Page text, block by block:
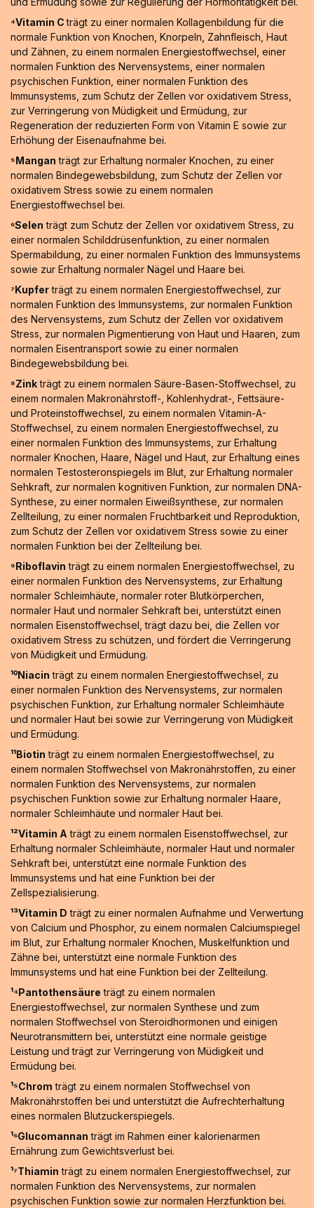
⁴Vitamin Cträgt zu einer normalen Kollagenbildung für die
normale Funktion von Knochen, Knorpeln, Zahnfleisch, Haut
und Zähnen, zu einem normalen Energiestoffwechsel, einer
normalen Funktion des Nervensystems, einer normalen
psychischen Funktion, einer normalen Funktion des
Immunsystems, zum Schutz der Zellen vor oxidativem Stress,
zur Verringerung von Müdigkeit und Ermüdung, zur
Regeneration der reduzierten Form von Vitamin E sowie zur
Erhöhung der Eisenaufnahme bei.
⁵Mangan trägt zur Erhaltung normaler Knochen, zu einer
normalen Bindegewebsbildung, zum Schutz der Zellen vor
oxidativem Stress sowie zu einem normalen
Energiestoffwechsel bei.
⁶Selen trägt zum Schutz der Zellen vor oxidativem Stress, zu
einer normalen Schilddrüsenfunktion, zu einer normalen
Spermabildung, zu einer normalen Funktion des Immunsystems
sowie zur Erhaltung normaler Nägel und Haare bei.
⁷Kupferträgt zu einem normalen Energiestoffwechsel, zur
normalen Funktion des Immunsystems, zur normalen Funktion
des Nervensystems, zum Schutz der Zellen vor oxidativem
Stress, zur normalen Pigmentierung von Haut und Haaren, zum
normalen Eisentransport sowie zu einer normalen
Bindegewebsbildung bei.
⁸Zinkträgt zu einem normalen Säure-Basen-Stoffwechsel, zu
einem normalen Makronährstoff-, Kohlenhydrat-, Fettsäure-
und Proteinstoffwechsel, zu einem normalen Vitamin-A-
Stoffwechsel, zu einem normalen Energiestoffwechsel, zu
einer normalen Funktion des Immunsystems, zur Erhaltung
normaler Knochen, Haare, Nägel und Haut, zur Erhaltung eines
normalen Testosteronspiegels im Blut, zur Erhaltung normaler
Sehkraft, zur normalen kognitiven Funktion, zur normalen DNA-
Synthese, zu einer normalen Eiweißsynthese, zur normalen
Zellteilung, zu einer normalen Fruchtbarkeit und Reproduktion,
zum Schutz der Zellen vor oxidativem Stress sowie zu einer
normalen Funktion bei der Zellteilung bei.
⁹Riboflavin trägt zu einem normalen Energiestoffwechsel, zu
einer normalen Funktion des Nervensystems, zur Erhaltung
normaler Schleimhäute, normaler roter Blutkörperchen,
normaler Haut und normaler Sehkraft bei, unterstützt einen
normalen Eisenstoffwechsel, trägt dazu bei, die Zellen vor
oxidativem Stress zu schützen, und fördert die Verringerung
von Müdigkeit und Ermüdung.
¹⁰Niacin trägt zu einem normalen Energiestoffwechsel, zu
einer normalen Funktion des Nervensystems, zur normalen
psychischen Funktion, zur Erhaltung normaler Schleimhäute
und normaler Haut bei sowie zur Verringerung von Müdigkeit
und Ermüdung.
¹¹Biotin trägt zu einem normalen Energiestoffwechsel, zu
einem normalen Stoffwechsel von Makronährstoffen, zu einer
normalen Funktion des Nervensystems, zur normalen
psychischen Funktion sowie zur Erhaltung normaler Haare,
normaler Schleimhäute und normaler Haut bei.
¹²Vitamin A trägt zu einem normalen Eisenstoffwechsel, zur
Erhaltung normaler Schleimhäute, normaler Haut und normaler
Sehkraft bei, unterstützt eine normale Funktion des
Immunsystems und hat eine Funktion bei der
Zellspezialisierung.
¹³Vitamin D trägt zu einer normalen Aufnahme und Verwertung
von Calcium und Phosphor, zu einem normalen Calciumspiegel
im Blut, zur Erhaltung normaler Knochen, Muskelfunktion und
Zähne bei, unterstützt eine normale Funktion des
Immunsystems und hat eine Funktion bei der Zellteilung.
¹⁴Pantothensäure trägt zu einem normalen
Energiestoffwechsel, zur normalen Synthese und zum
normalen Stoffwechsel von Steroidhormonen und einigen
Neurotransmittern bei, unterstützt eine normale geistige
Leistung und trägt zur Verringerung von Müdigkeit und
Ermüdung bei.
¹⁵Chrom trägt zu einem normalen Stoffwechsel von
Makronährstoffen bei und unterstützt die Aufrechterhaltung
eines normalen Blutzuckerspiegels.
¹⁶Glucomannan trägt im Rahmen einer kalorienarmen
Ernährung zum Gewichtsverlust bei.
¹⁷Thiamin trägt zu einem normalen Energiestoffwechsel, zur
normalen Funktion des Nervensystems, zur normalen
psychischen Funktion sowie zur normalen Herzfunktion bei.